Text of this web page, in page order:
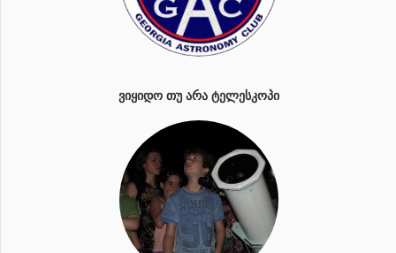
ᲕᲘᲧᲘᲓᲝ ᲗᲣ ᲐᲠᲐ ᲢᲔᲚᲔᲡᲙᲝᲞᲘ